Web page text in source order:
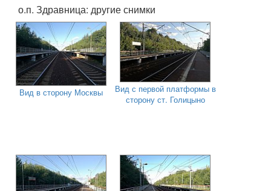
о.п. Здравница: другие снимки
Вид в сторону Москвы
Вид с первой платформы в
сторону ст. Голицыно